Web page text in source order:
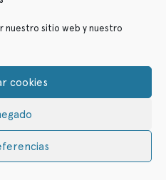
nuestro sitio web y nuestro
cookies